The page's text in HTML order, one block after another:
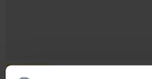
Judikatura